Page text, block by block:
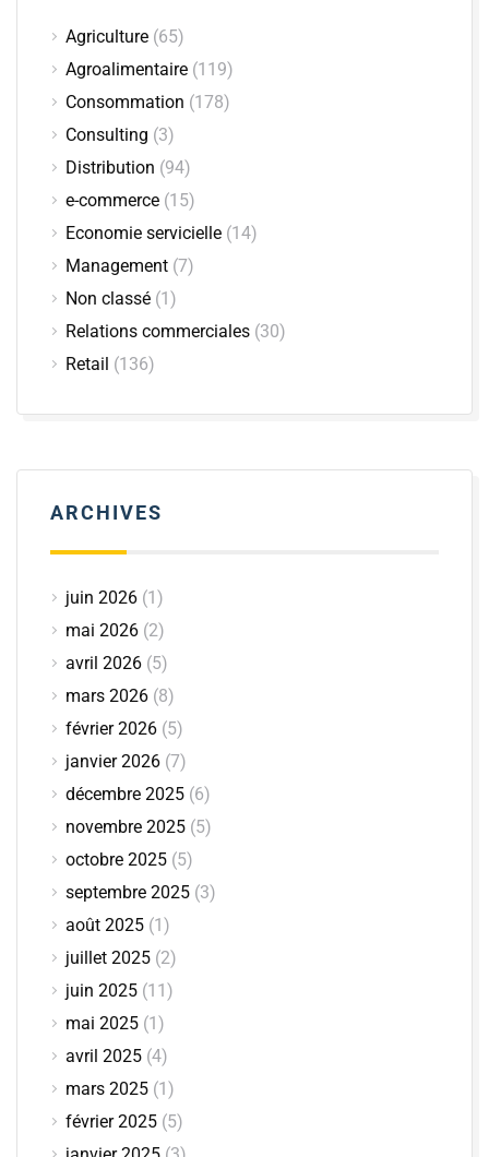
Agriculture (65)
Agroalimentaire (119)
Consommation (178)
Consulting (3)
Distribution (94)
e-commerce (15)
Economie servicielle (14)
Management (7)
Non classé (1)
Relations commerciales (30)
Retail (136)
ARCHIVES
juin 2026 (1)
mai 2026 (2)
avril 2026 (5)
mars 2026 (8)
février 2026 (5)
janvier 2026 (7)
décembre 2025 (6)
novembre 2025 (5)
octobre 2025 (5)
septembre 2025 (3)
août 2025 (1)
juillet 2025 (2)
juin 2025 (11)
mai 2025 (1)
avril 2025 (4)
mars 2025 (1)
février 2025 (5)